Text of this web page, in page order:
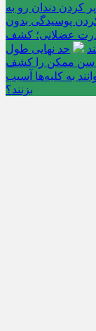
پر کردن دندان رو به
پوسیدگی بدون
عضلانی؛ کشف
حد نهایی طول
سن ممکن را کشف
به کلیه‌ها آسیب
بزنند؟